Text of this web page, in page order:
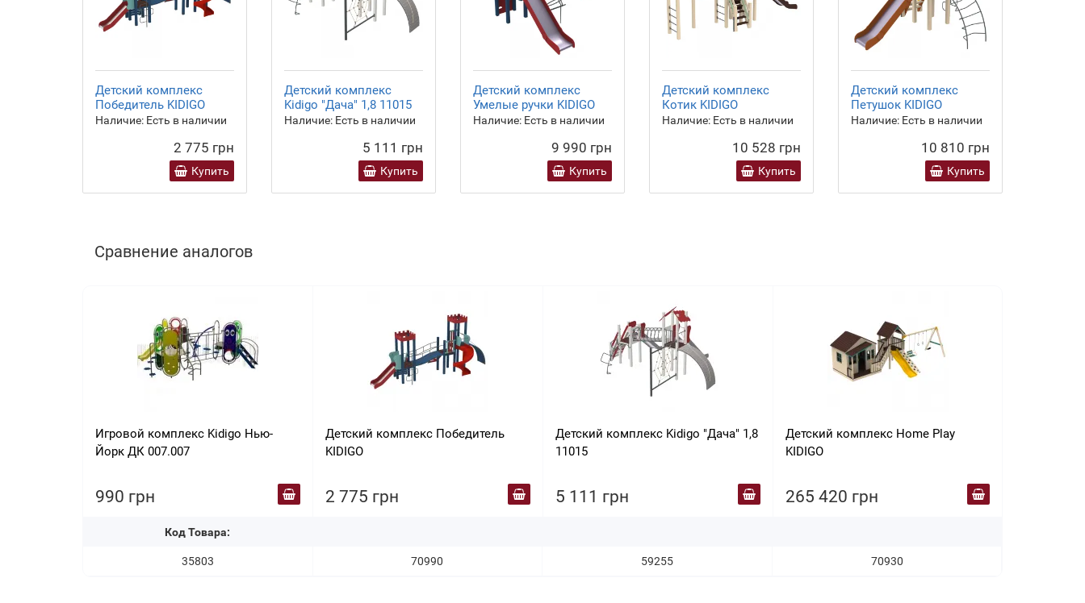
Детский комплекс
Победитель KIDIGO
Наличие: Есть в наличии
2 775 грн
Купить
Детский комплекс
Kidigo "Дача" 1,8 11015
Наличие: Есть в наличии
5 111 грн
Купить
Детский комплекс
Умелые ручки KIDIGO
Наличие: Есть в наличии
9 990 грн
Купить
Детский комплекс
Котик KIDIGO
Наличие: Есть в наличии
10 528 грн
Купить
Детский комплекс
Петушок KIDIGO
Наличие: Есть в наличии
10 810 грн
Купить
Сравнение аналогов
Игровой комплекс Kidigo Нью-
Йорк ДК 007.007
990 грн
Код Товара:
35803
Детский комплекс Победитель
KIDIGO
2 775 грн
70990
Детский комплекс Kidigo "Дача" 1,8
11015
5 111 грн
59255
Детский комплекс Home Play
KIDIGO
265 420 грн
70930